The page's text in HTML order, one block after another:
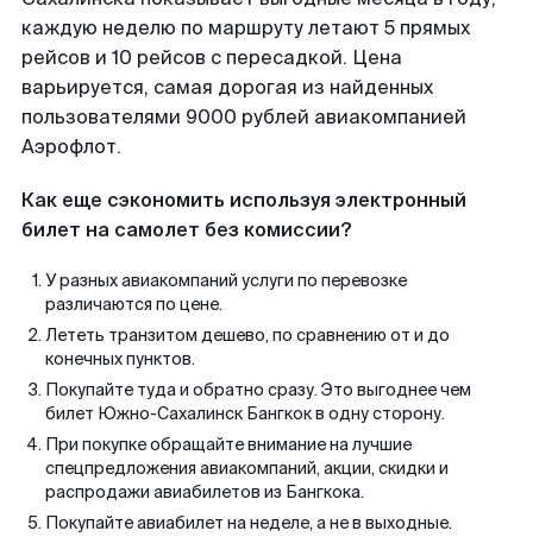
каждую неделю по маршруту летают 5 прямых
рейсов и 10 рейсов с пересадкой. Цена
варьируется, самая дорогая из найденных
пользователями 9000 рублей авиакомпанией
Аэрофлот.
Как еще сэкономить используя электронный
билет на самолет без комиссии?
У разных авиакомпаний услуги по перевозке
различаются по цене.
Лететь транзитом дешево, по сравнению от и до
конечных пунктов.
Покупайте туда и обратно сразу. Это выгоднее чем
билет Южно-Сахалинск Бангкок в одну сторону.
При покупке обращайте внимание на лучшие
спецпредложения авиакомпаний, акции, скидки и
распродажи авиабилетов из Бангкока.
Покупайте авиабилет на неделе, а не в выходные.